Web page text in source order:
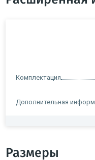
Комплектация
Дополнительная
Размеры